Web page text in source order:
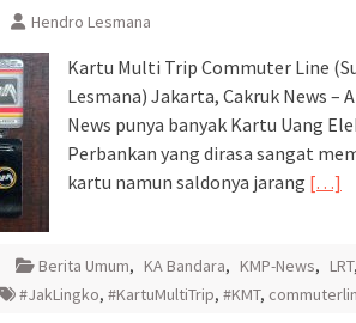
Hendro Lesmana
Kartu Multi Trip Commuter Line
Lesmana) Jakarta, Cakruk News –
News punya banyak Kartu Uang
Perbankan yang dirasa sangat
kartu namun saldonya jarang […]
Berita Umum, KA Bandara, KMP-News, LRT,
#JakLingko, #KartuMultiTrip, #KMT,